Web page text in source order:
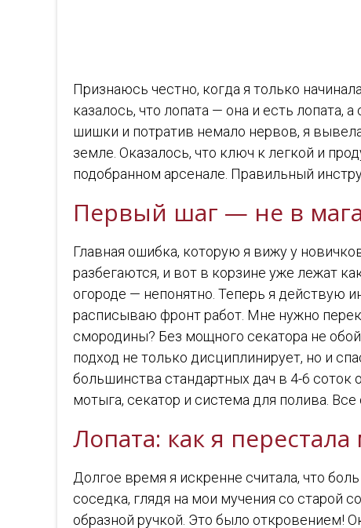
Признаюсь честно, когда я только
казалось, что лопата — она и есть лопата,
шишки и потратив немало нервов, я
земле. Оказалось, что ключ к легкой и
подобранном арсенале. Правильный
Первый шаг — не в
Главная ошибка, которую я вижу у
разбегаются, и вот в корзине уже лежат
огороде — непонятно. Теперь я действую
расписываю фронт работ. Мне нужно
смородины? Без мощного секатора не
подход не только дисциплинирует, но и
большинства стандартных дач в 4-6
мотыга, секатор и система для полива.
Лопата: как я
Долгое время я искренне считала, что
соседка, глядя на мои мучения со старой
образной ручкой. Это было откровением!